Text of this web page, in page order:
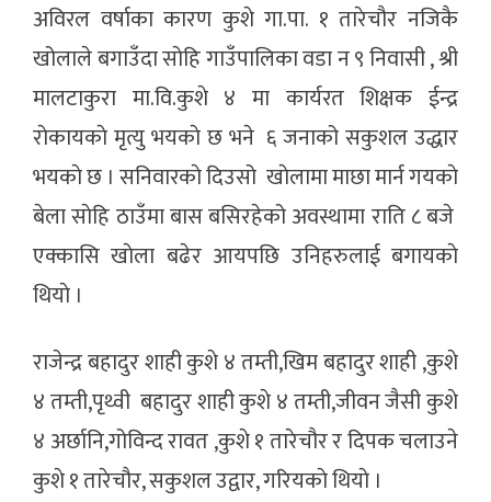
अविरल वर्षाका कारण कुशे गा.पा. १ तारेचौर नजिकै
खोलाले बगाउँदा साेहि गाउँपालिका वडा न ९ निवासी , श्री
मालटाकुरा मा.वि.कुशे ४ मा कार्यरत शिक्षक ईन्द्र
राेकायकाे मृत्यु भयकाे छ भने ६ जनाको सकुशल उद्धार
भयकाे छ । सनिवारकाे दिउसो खाेलामा माछा मार्न गयकाे
बेला साेहि ठाउँमा बास बसिरहेको अवस्थामा राति ८ बजे
एक्कासि खाेला बढेर आयपछि उनिहरुलाई बगायकाे
थियाे ।
राजेन्द्र बहादुर शाही कुशे ४ तम्ती,खिम बहादुर शाही ,कुशे
४ तम्ती,पृथ्वी बहादुर शाही कुशे ४ तम्ती,जीवन जैसी कुशे
४ अर्छानि,गोविन्द रावत ,कुशे १ तारेचौर र दिपक चलाउने
कुशे १ तारेचौर, सकुशल उद्वार, गरियकाे थियाे ।